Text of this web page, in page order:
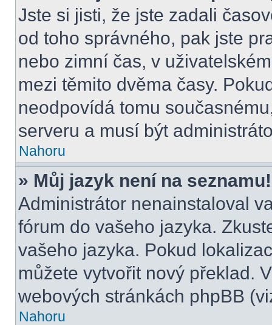
Jste si jisti, že jste zadali
od toho správného, pak jste
nebo zimní čas, v
mezi těmito dvěma časy.
neodpovídá tomu
serveru a musí být
Nahoru
» Můj jazyk není na seznamu!
Administrátor nenainstaloval
fórum do vašeho jazyka.
vašeho jazyka. Pokud
můžete vytvořit nový překlad.
webových stránkách phpBB
Nahoru